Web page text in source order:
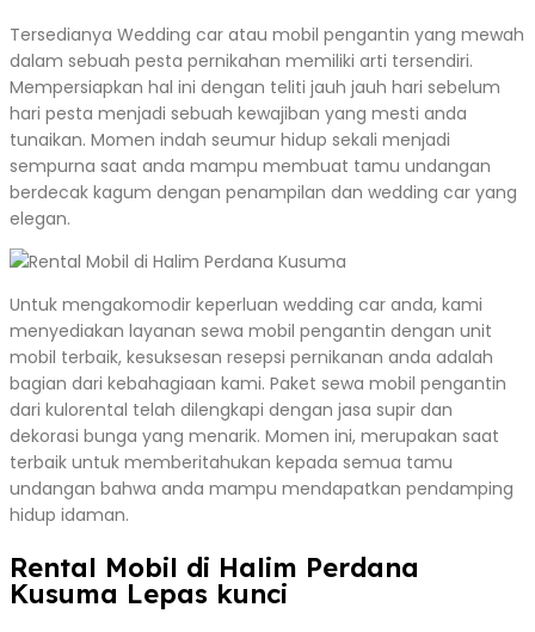
Tersedianya Wedding car atau mobil pengantin yang mewah
dalam sebuah pesta pernikahan memiliki arti tersendiri.
Mempersiapkan hal ini dengan teliti jauh jauh hari sebelum
hari pesta menjadi sebuah kewajiban yang mesti anda
tunaikan. Momen indah seumur hidup sekali menjadi
sempurna saat anda mampu membuat tamu undangan
berdecak kagum dengan penampilan dan wedding car yang
elegan.
Untuk mengakomodir keperluan wedding car anda, kami
menyediakan layanan sewa mobil pengantin dengan unit
mobil terbaik, kesuksesan resepsi pernikanan anda adalah
bagian dari kebahagiaan kami. Paket sewa mobil pengantin
dari kulorental telah dilengkapi dengan jasa supir dan
dekorasi bunga yang menarik. Momen ini, merupakan saat
terbaik untuk memberitahukan kepada semua tamu
undangan bahwa anda mampu mendapatkan pendamping
hidup idaman.
Rental Mobil di Halim Perdana
Kusuma Lepas kunci